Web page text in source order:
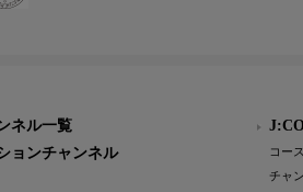
ネル一覧
ョンチャンネル
コー
チャ